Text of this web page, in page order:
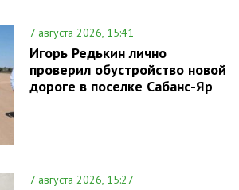
7 августа 2026, 15:41
Игорь Редькин лично
проверил обустройство новой
дороге в поселке Сабанс-Яр
7 августа 2026, 15:27